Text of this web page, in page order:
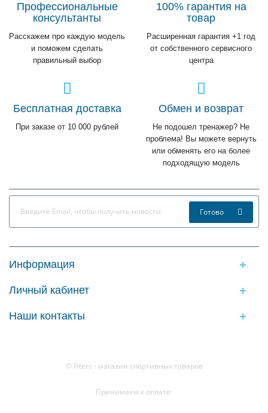
Профессиональные
консультанты
Расскажем про каждую модель
и поможем сделать
правильный выбор
100% гарантия на
товар
Расширенная гарантия +1 год
от собственного сервисного
центра
Бесплатная доставка
При заказе от 10 000 рублей
Обмен и возврат
Не подошел тренажер? Не
проблема! Вы можете вернуть
или обменять его на более
подходящую модель
Готово
Информация
Личный кабинет
Наши контакты
© Fiters - магазин спортивных товаров
Принимаем к оплате: